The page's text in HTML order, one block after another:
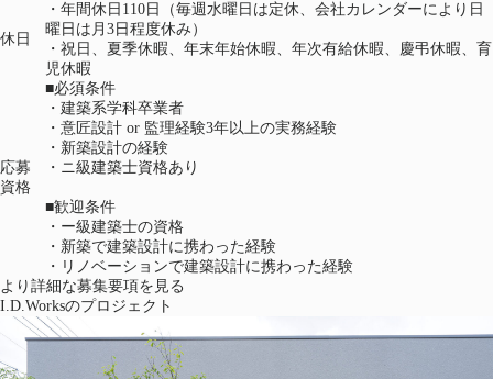
休日
・年間休日110日（毎週水曜日は定休、会社カレンダーにより日
曜日は月3日程度休み）
・祝日、夏季休暇、年末年始休暇、年次有給休暇、慶弔休暇、育
児休暇
応募
資格
■必須条件
・建築系学科卒業者
・意匠設計 or 監理経験3年以上の実務経験
・新築設計の経験
・ニ級建築士資格あり
■歓迎条件
・ー級建築士の資格
・新築で建築設計に携わった経験
・リノベーションで建築設計に携わった経験
より詳細な募集要項を見る
I.D.Worksのプロジェクト